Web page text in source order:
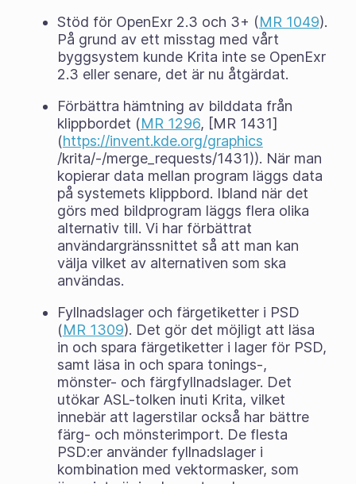
Stöd för OpenExr 2.3 och 3+ (MR 1049).
På grund av ett misstag med vårt
byggsystem kunde Krita inte se OpenExr
2.3 eller senare, det är nu åtgärdat.
Förbättra hämtning av bilddata från
klippbordet (MR 1296, [MR 1431]
(https://invent.kde.org/graphics
/krita/-/merge_requests/1431)). När man
kopierar data mellan program läggs data
på systemets klippbord. Ibland när det
görs med bildprogram läggs flera olika
alternativ till. Vi har förbättrat
användargränssnittet så att man kan
välja vilket av alternativen som ska
användas.
Fyllnadslager och färgetiketter i PSD
(MR 1309). Det gör det möjligt att läsa
in och spara färgetiketter i lager för PSD,
samt läsa in och spara tonings-,
mönster- och färgfyllnadslager. Det
utökar ASL-tolken inuti Krita, vilket
innebär att lagerstilar också har bättre
färg- och mönsterimport. De flesta
PSD:er använder fyllnadslager i
kombination med vektormasker, som